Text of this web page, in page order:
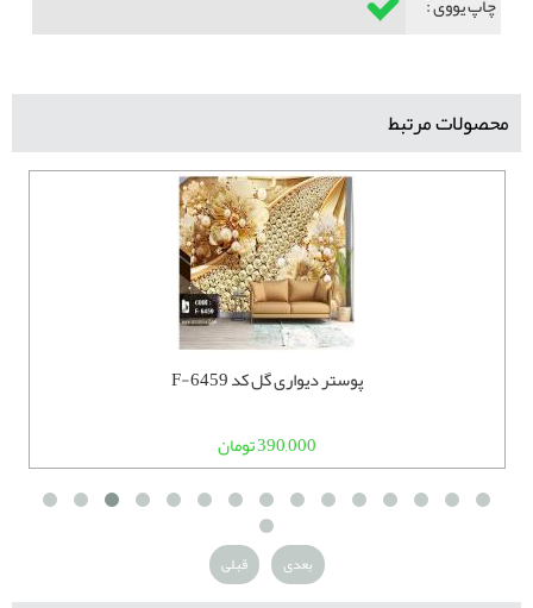
محصولات مرتبط
پوستر دیواری گل کد F-6459
390,000 تومان
قبلی بعدی